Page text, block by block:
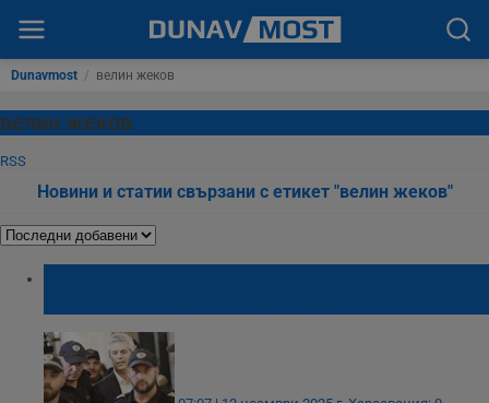
Dunavmost / велин жеков
велин жеков
RSS
Новини и статии свързани с етикет "велин жеков"